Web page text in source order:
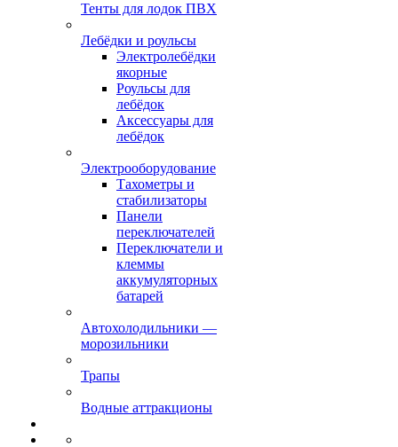
Тенты для лодок ПВХ
Лебёдки и роульсы
Электролебёдки
якорные
Роульсы для
лебёдок
Аксессуары для
лебёдок
Электрооборудование
Тахометры и
стабилизаторы
Панели
переключателей
Переключатели и
клеммы
аккумуляторных
батарей
Автохолодильники —
морозильники
Трапы
Водные аттракционы